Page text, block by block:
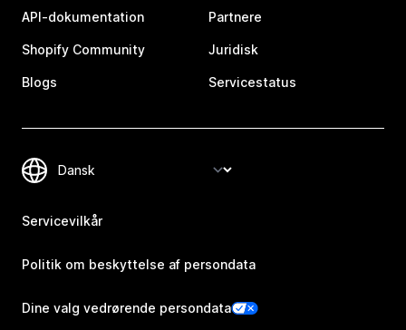
API-dokumentation
Shopify Community
Blogs
Partnere
Juridisk
Servicestatus
Servicevilkår
Politik om beskyttelse af persondata
Dine valg vedrørende persondata